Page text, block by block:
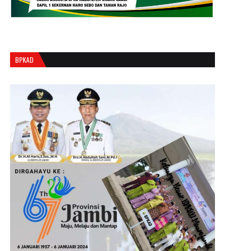
BPKAD